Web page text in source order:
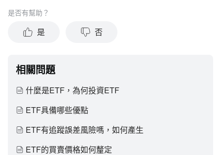
是否有幫助？
是 否
相關問題
什麼是ETF，為何投資ETF
ETF具備哪些優點
ETF有追蹤誤差風險嗎，如何產生
ETF的買賣價格如何釐定